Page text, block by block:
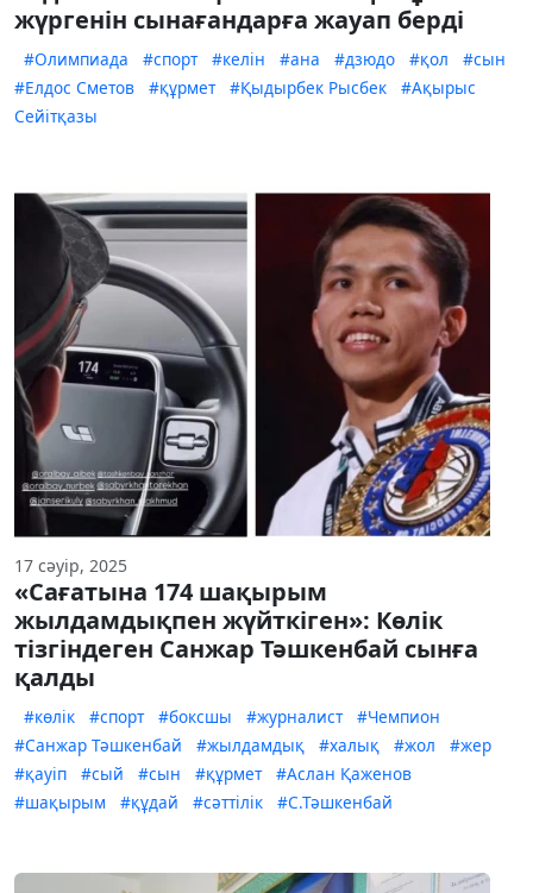
жүргенін сынағандарға жауап берді
#Олимпиада #спорт #келін #ана #дзюдо #қол
#сын
#Елдос Сметов
#құрмет #Қыдырбек Рысбек
#Ақырыс
Сейітқазы
17 сәуір, 2025
«Сағатына 174 шақырым
жылдамдықпен жүйткіген»: Көлік
тізгіндеген Санжар Тәшкенбай сынға
қалды
#көлік #спорт #боксшы #журналист
#Чемпион
#Санжар Тәшкенбай
#жылдамдық #халық #жол
#жер
#қауіп
#сый #сын #құрмет
#Аслан Қаженов
#шақырым
#құдай #сәттілік #С.Тәшкенбай